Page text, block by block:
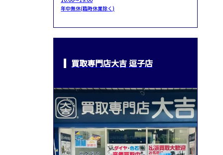
年中無休(臨時休業除く)
買取専門店大吉 逗子店